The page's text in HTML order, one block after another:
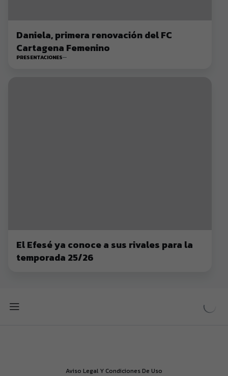
Daniela, primera renovación del FC
Cartagena Femenino
PRESENTACIONES
El Efesé ya conoce a sus rivales para la
temporada 25/26
Aviso Legal Y Condiciones De Uso